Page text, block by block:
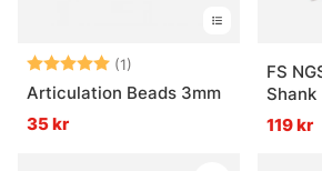
Betyg: (1)
5.0 utav 5 stjärnor
Articulation Beads 3mm
35 kr
FS
Shank
119 kr